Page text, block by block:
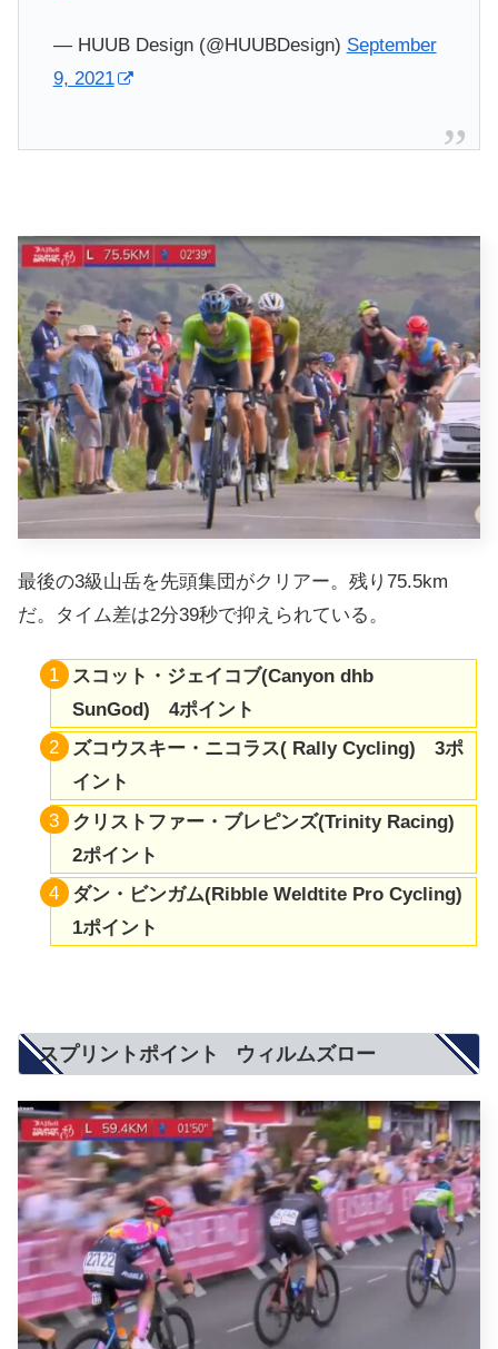
— HUUB Design (@HUUBDesign) September
9, 2021
最後の3級山岳を先頭集団がクリアー。残り75.5km
だ。タイム差は2分39秒で抑えられている。
スコット・ジェイコブ(Canyon dhb
SunGod) 4ポイント
ズコウスキー・ニコラス( Rally Cycling) 3ポ
イント
クリストファー・ブレピンズ(Trinity Racing)
2ポイント
ダン・ビンガム(Ribble Weldtite Pro Cycling)
1ポイント
スプリントポイント ウィルムズロー